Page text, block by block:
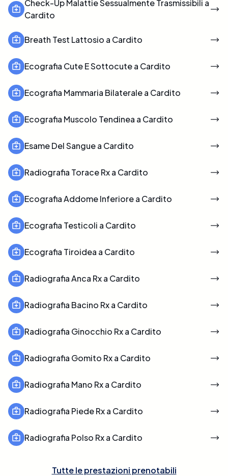
Check-Up Malattie Sessualmente Trasmissibili a
Cardito
Breath Test Lattosio a Cardito
Ecografia Cute E Sottocute a Cardito
Ecografia Mammaria Bilaterale a Cardito
Ecografia Muscolo Tendinea a Cardito
Esame Del Sangue a Cardito
Radiografia Torace Rx a Cardito
Ecografia Addome Inferiore a Cardito
Ecografia Testicoli a Cardito
Ecografia Tiroidea a Cardito
Radiografia Anca Rx a Cardito
Radiografia Bacino Rx a Cardito
Radiografia Ginocchio Rx a Cardito
Radiografia Gomito Rx a Cardito
Radiografia Mano Rx a Cardito
Radiografia Piede Rx a Cardito
Radiografia Polso Rx a Cardito
Tutte le prestazioni prenotabili